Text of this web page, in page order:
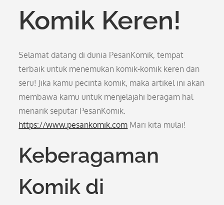
Komik Keren!
Selamat datang di dunia PesanKomik, tempat
terbaik untuk menemukan komik-komik keren dan
seru! Jika kamu pecinta komik, maka artikel ini akan
membawa kamu untuk menjelajahi beragam hal
menarik seputar PesanKomik.
https://www.pesankomik.com Mari kita mulai!
Keberagaman
Komik di